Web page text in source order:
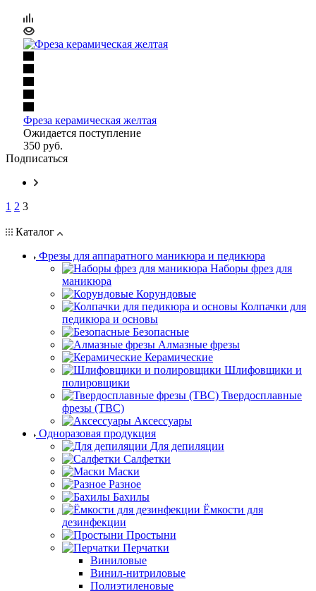
Фреза керамическая желтая
Ожидается поступление
350 руб.
Подписаться
1 2 3
Каталог
Фрезы для аппаратного маникюра и педикюра
Наборы фрез для
маникюра
Корундовые
Колпачки для
педикюра и основы
Безопасные
Алмазные фрезы
Керамические
Шлифовщики и
полировщики
Твердосплавные
фрезы (ТВС)
Аксессуары
Одноразовая продукция
Для депиляции
Салфетки
Маски
Разное
Бахилы
Ёмкости для
дезинфекции
Простыни
Перчатки
Виниловые
Винил-нитриловые
Полиэтиленовые